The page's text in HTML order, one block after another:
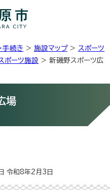
手続き > 施設マップ> スポーツ
ポーツ施設 > 新磯野スポーツ広
場
令和8年2月3日